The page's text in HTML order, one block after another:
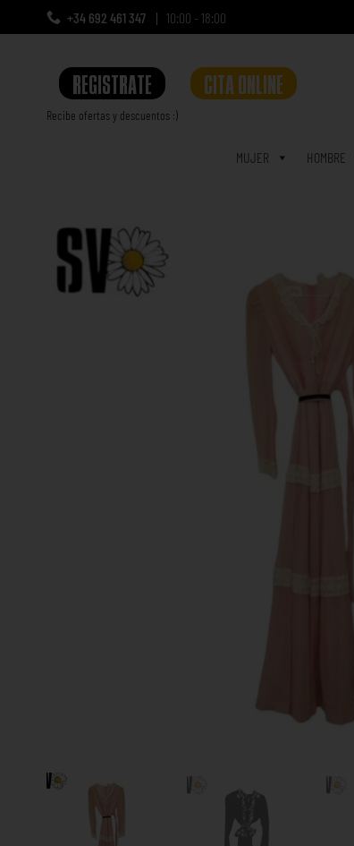
+34 692 461 347 10:00 - 18:00
REGISTRATE
Recibe ofertas y descuentos :)
CITA ONLINE
MUJER HOMBRE